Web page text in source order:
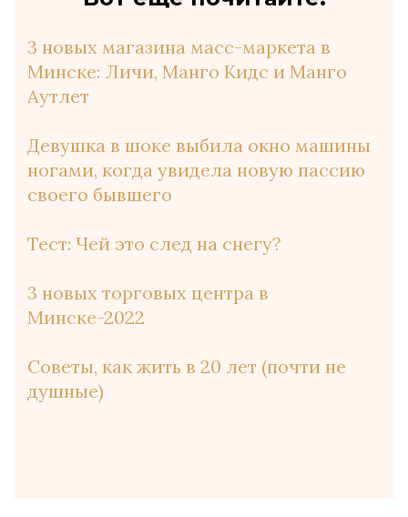
3 новых магазина масс-маркета в
Минске: Личи, Манго Кидс и Манго
Аутлет
Девушка в шоке выбила окно машины
ногами, когда увидела новую пассию
своего бывшего
Тест: Чей это след на снегу?
3 новых торговых центра в
Минске-2022
Советы, как жить в 20 лет (почти не
душные)